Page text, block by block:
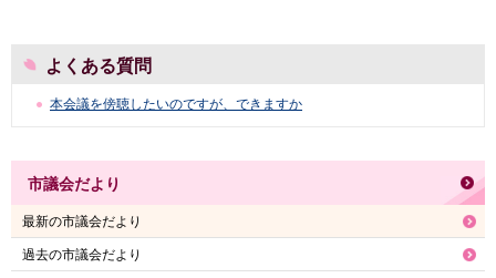
よくある質問
本会議を傍聴したいのですが、できますか
市議会だより
最新の市議会だより
過去の市議会だより